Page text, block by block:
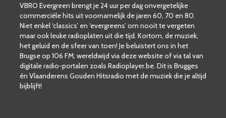
VBRO Evergreen brengt je 24 uur per dag onvergetelijke
commerciële hits uit voornamelijk de jaren 60, 70 en 80.
Niet enkel ‘classics’ en ‘evergreens’ om nooit te vergeten
maar ook leuke radioplaten uit die tijd. Kortom, de muziek,
het geluid en de sfeer van toen! Je beluistert ons in het
Brugse op 106 FM, wereldwijd via deze website of via tal van
digitale radio-portalen zoals Radioplayer.be. Dit is Brugges
én Vlaanderens Gouden Hitsradio met de muziek die je altijd
bijblijft!